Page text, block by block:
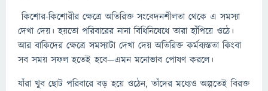
কিশোর-কিশোরীর ক্ষেত্রে অতিরিক্ত সংবেদনশীলতা থেকে এ সমস্যা
দেখা দেয়। হয়তো পরিবারের নানা বিধিনিষেধে তারা হাঁপিয়ে ওঠে।
আর বাকিদের ক্ষেত্রে সমস্যাটা দেখা দেয় অতিরিক্ত কর্মব্যস্ততা কিংবা
সব সময় সফল হতেই হবে—এমন মনোভাব পোষণ করলে।
যাঁরা খুব ছোট পরিবারে বড় হয়ে ওঠেন, তাঁদের মধ্যেও অল্পতেই বিরক্ত